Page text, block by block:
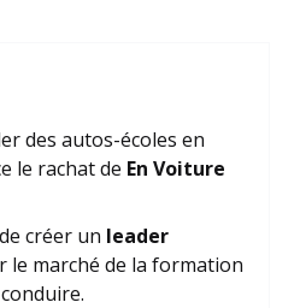
des autos-écoles en
le rachat de En Voiture
créer un leader
le marché de la formation